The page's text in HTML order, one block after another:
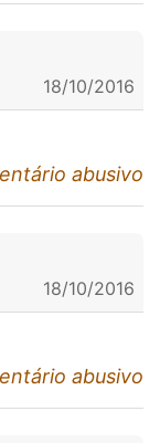
18/10/2016
abusivo
18/10/2016
abusivo